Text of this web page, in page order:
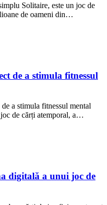
Solitaire, este un joc de
de oameni din…
de a stimula fitnessul
a stimula fitnessul mental
de cărți atemporal, a…
digitală a unui joc de